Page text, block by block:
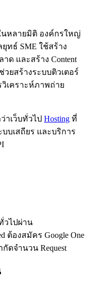
นหลายมิติ องค์กรใหญ่
ทธ์ SME ใช้สร้าง
ด และสร้าง Content
ยสร้างระบบติวเตอร์
เคราะห์ภาพถ่าย
าเว็บทั่วไป Hosting ที่
บเสถียร และบริการ
วไปผ่าน
ต้องสมัคร Google One
กัดจำนวน Request